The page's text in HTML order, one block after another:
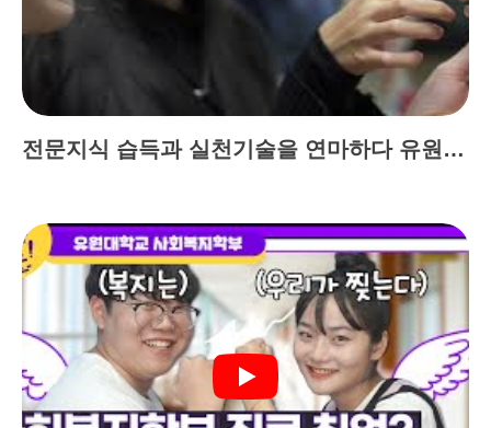
전문지식 습득과 실천기술을 연마하다 유원대 사회복지학부